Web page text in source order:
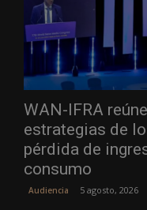
WAN-IFRA
estrategias de
pérdida de
consumo
Audiencia 5 agosto, 2026